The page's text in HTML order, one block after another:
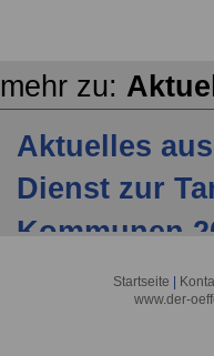
mehr zu:
Aktuelles
Dienst zur
Kommunen
Mitglieder
Startseite
www.der-